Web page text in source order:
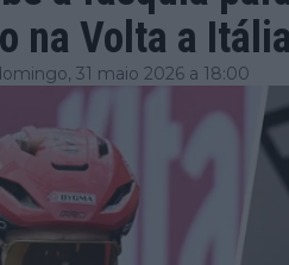
na Volta a
31 maio 2026 a 18:00